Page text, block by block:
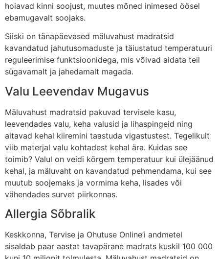
hoiavad kinni soojust, muutes mõned inimesed öösel
ebamugavalt soojaks.
Siiski on tänapäevased mäluvahust madratsid
kavandatud jahutusomaduste ja täiustatud temperatuuri
reguleerimise funktsioonidega, mis võivad aidata teil
sügavamalt ja jahedamalt magada.
Valu Leevendav Mugavus
Mäluvahust madratsid pakuvad tervisele kasu,
leevendades valu, keha valusid ja lihaspingeid ning
aitavad kehal kiiremini taastuda vigastustest. Tegelikult
viib materjal valu kohtadest kehal ära. Kuidas see
toimib? Valul on veidi kõrgem temperatuur kui ülejäänud
kehal, ja mäluvaht on kavandatud pehmendama, kui see
muutub soojemaks ja vormima keha, lisades või
vähendades survet piirkonnas.
Allergia Sõbralik
Keskkonna, Tervise ja Ohutuse Online’i andmetel
sisaldab paar aastat tavapärane madrats kuskil 100 000